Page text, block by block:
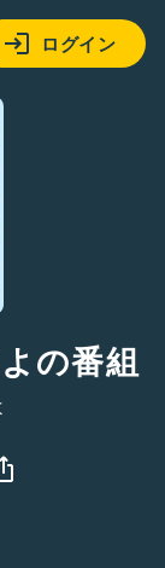
ログイン
の番組